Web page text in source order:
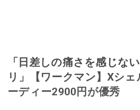
「日差しの痛さを感じな
リ」【ワークマン】Xシェ
ーディー2900円が優秀